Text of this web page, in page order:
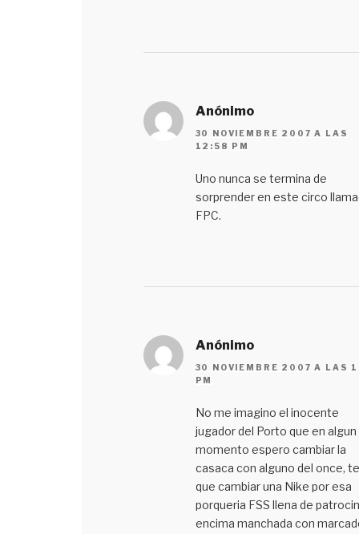
Anónimo
30 NOVIEMBRE 2007 A LAS
12:58 PM
Uno nunca se termina de
sorprender en este circo
FPC.
Anónimo
30 NOVIEMBRE 2007 A LAS
PM
No me imagino el inocente
jugador del Porto que en algun
momento espero cambiar la
casaca con alguno del once,
que cambiar una Nike por esa
porqueria FSS llena de
encima manchada con